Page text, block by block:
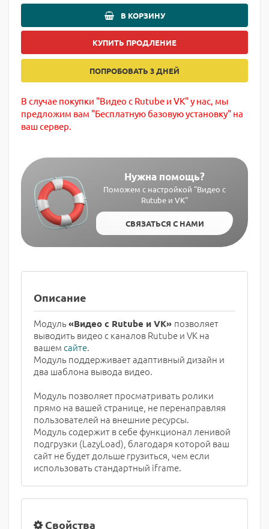
В КОРЗИНУ
КУПИТЬ ПРОДЛЕНИЕ
ПОПРОБОВАТЬ 3 ДНЕЙ
В случае покупки "Видео с Rutube и VK" у нас, мы
предложим вам "Бесплатную базовую установку" на
ваш сервер.
Нужна помощь?
Поможем с настройкой "Видео с
Rutube и VK"
СВЯЗАТЬСЯ С НАМИ
Описание
Модуль«Видео с Rutube и VK» позволяет
выводить видео с каналов Rutube и VK на
вашемсайте.
Модуль поддерживает адаптивный дизайн и
два шаблона вывода видео.
Модуль позволяет просматривать ролики
прямо на вашей странице, не перенаправляя
пользователей на внешние ресурсы.
Модуль содержит в себе функционал ленивой
подгрузки (LazyLoad), благодаря которой ваш
сайт не будет дольше грузиться, чем если
использовать стандартный iframe.
Свойства